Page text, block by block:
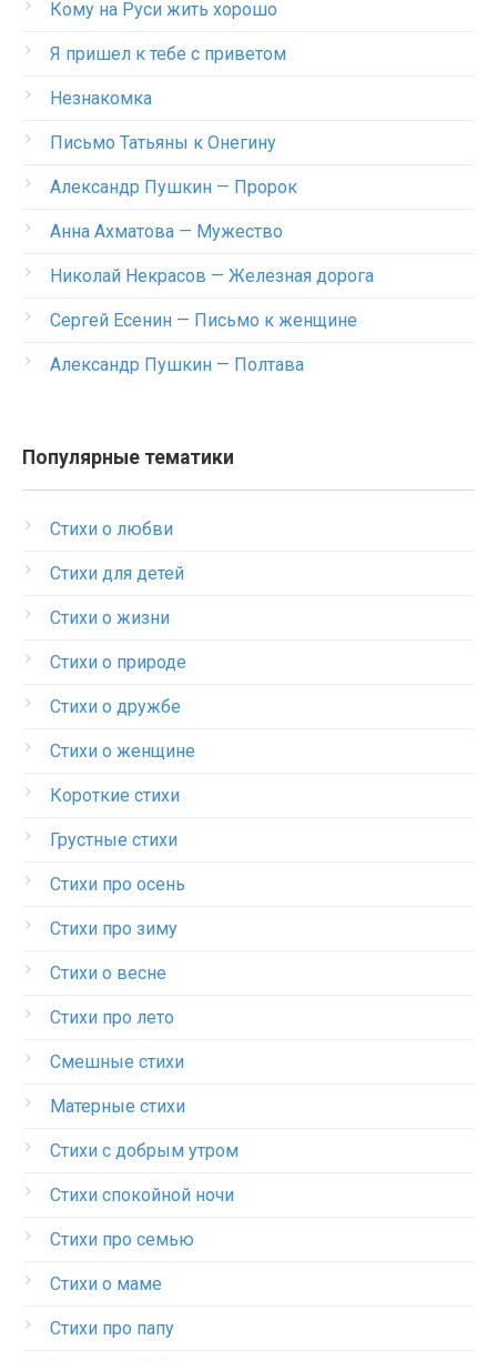
Кому на Руси жить хорошо
Я пришел к тебе с приветом
Незнакомка
Письмо Татьяны к Онегину
Александр Пушкин — Пророк
Анна Ахматова — Мужество
Николай Некрасов — Железная дорога
Сергей Есенин — Письмо к женщине
Александр Пушкин — Полтава
Популярные тематики
Стихи о любви
Стихи для детей
Стихи о жизни
Стихи о природе
Стихи о дружбе
Стихи о женщине
Короткие стихи
Грустные стихи
Стихи про осень
Стихи про зиму
Стихи о весне
Стихи про лето
Смешные стихи
Матерные стихи
Стихи с добрым утром
Стихи спокойной ночи
Стихи про семью
Стихи о маме
Стихи про папу